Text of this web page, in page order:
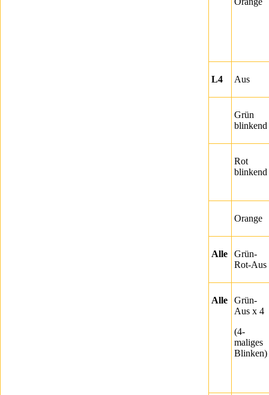
L4 Aus
Grün
blinkend
Rot
blinkend
Orange
Alle
Grün-
Rot-Aus
Alle
Grün-
Aus x 4
(4-
maliges
Blinken)